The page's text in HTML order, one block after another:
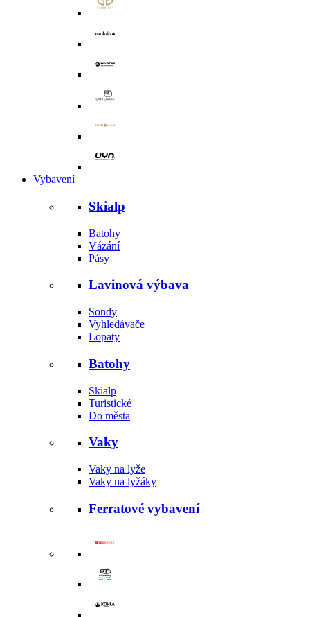
Vybavení
Skialp
Batohy
Vázání
Pásy
Lavinová výbava
Sondy
Vyhledávače
Lopaty
Batohy
Skialp
Turistické
Do města
Vaky
Vaky na lyže
Vaky na lyžáky
Ferratové vybavení